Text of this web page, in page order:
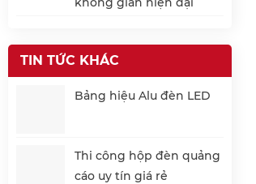
TIN TỨC KHÁC
Bảng hiệu Alu đèn LED
Thi công hộp đèn quảng
cáo uy tín giá rẻ